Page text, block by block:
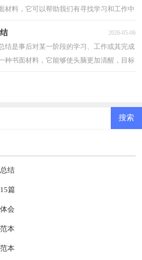
材料，它可以帮助我们有寻找学习和工作中
2026-05-06
结是事后对某一阶段的学习、工作或其完成
种书面材料，它能够使头脑更加清醒，目标
结
篇
会
本
本